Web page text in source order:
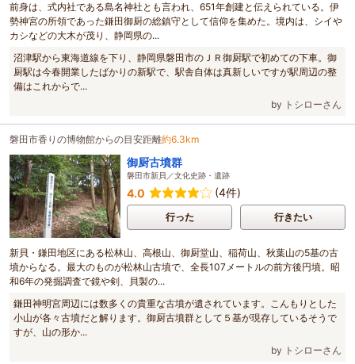
前身は、式内社である島名神社とも言われ、651年創建と伝えられている。伊
勢神宮の所領であった鎌田御厨の総鎮守として信仰を集めた。境内は、シイや
カシなどの大木が茂り、静岡県の...
沼津駅から東海道線を下り、静岡県磐田市のＪＲ御厨駅で初めての下車。御
厨駅は今春開業したばかりの新駅で、駅舎自体は真新しいですが駅周辺の整
備はこれからで...
by トシローさん
磐田市香りの博物館からの目安距離約6.3km
御厨古墳群
磐田市新貝／文化史跡・遺跡
4.0 (4件)
行った 行きたい
新貝・鎌田地区にある松林山、高根山、御厨堂山、稲荷山、秋葉山の5基の古
墳からなる。最大のものが松林山古墳で、全長107メートルの前方後円墳。昭
和6年の発掘調査で鏡や剣、貝製の...
鎌田神明宮周辺には数多くの貴重な古墳が遺されています。こんもりとした
小山が各々古墳だと解ります。御厨古墳群として５基が現存しているそうで
すが、山の形か...
by トシローさん